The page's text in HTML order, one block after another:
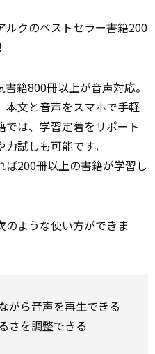
ルクのベストセラー書籍200
籍800冊以上が音声対応。
本文と音声をスマホで手軽
では、学習定着をサポート
試しも可能です。
ば200冊以上の書籍が学習し
のような使い方ができま
がら音声を再生できる
さを調整できる